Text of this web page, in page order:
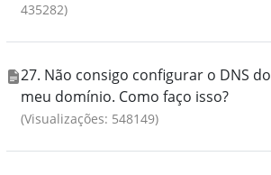
435282)
27. Não consigo configurar o DNS do
meu domínio. Como faço isso?
(Visualizações: 548149)